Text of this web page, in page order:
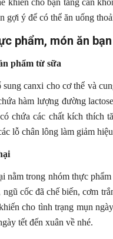
khiến cho bạn tăng cân
gợi ý để có thể ăn uống
phẩm, món ăn
phẩm từ sữa
sung canxi cho cơ thể và
hàm lượng đường
chứa các chất kích thích
lỗ chân lông làm giảm
nằm trong nhóm thực
ngũ cốc đã chế biến, cơm
cho tình trạng mụn
tết đến xuân về nhé.